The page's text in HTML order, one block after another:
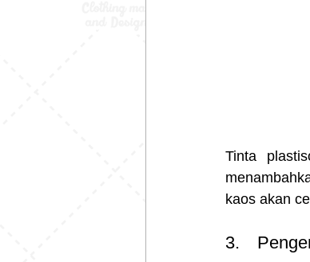
Tinta
kaos akan
3.